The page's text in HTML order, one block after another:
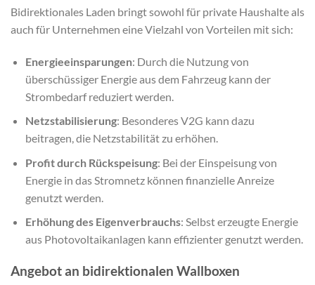
Bidirektionales Laden bringt sowohl für private Haushalte als
auch für Unternehmen eine Vielzahl von Vorteilen mit sich:
Energieeinsparungen: Durch die Nutzung von
überschüssiger Energie aus dem Fahrzeug kann der
Strombedarf reduziert werden.
Netzstabilisierung: Besonderes V2G kann dazu
beitragen, die Netzstabilität zu erhöhen.
Profit durch Rückspeisung: Bei der Einspeisung von
Energie in das Stromnetz können finanzielle Anreize
genutzt werden.
Erhöhung des Eigenverbrauchs: Selbst erzeugte Energie
aus Photovoltaikanlagen kann effizienter genutzt werden.
Angebot an bidirektionalen Wallboxen